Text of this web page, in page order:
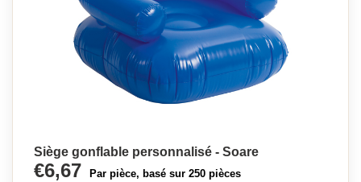
Siège gonflable personnalisé - Soare
€6,67 Par pièce, basé sur 250 pièces